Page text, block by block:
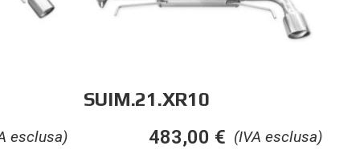
esclusa)
SUIM.21.XR10
(IVA esclusa)
483,00 €